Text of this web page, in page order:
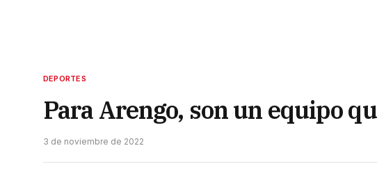
DEPORTES
Para Arengo, son un equipo
3 de noviembre de 2022